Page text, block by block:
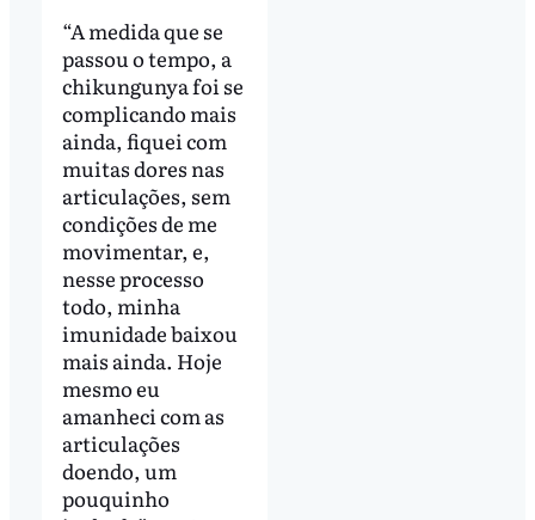
“A medida que se
passou o tempo, a
chikungunya foi se
complicando mais
ainda, fiquei com
muitas dores nas
articulações, sem
condições de me
movimentar, e,
nesse processo
todo, minha
imunidade baixou
mais ainda. Hoje
mesmo eu
amanheci com as
articulações
doendo, um
pouquinho